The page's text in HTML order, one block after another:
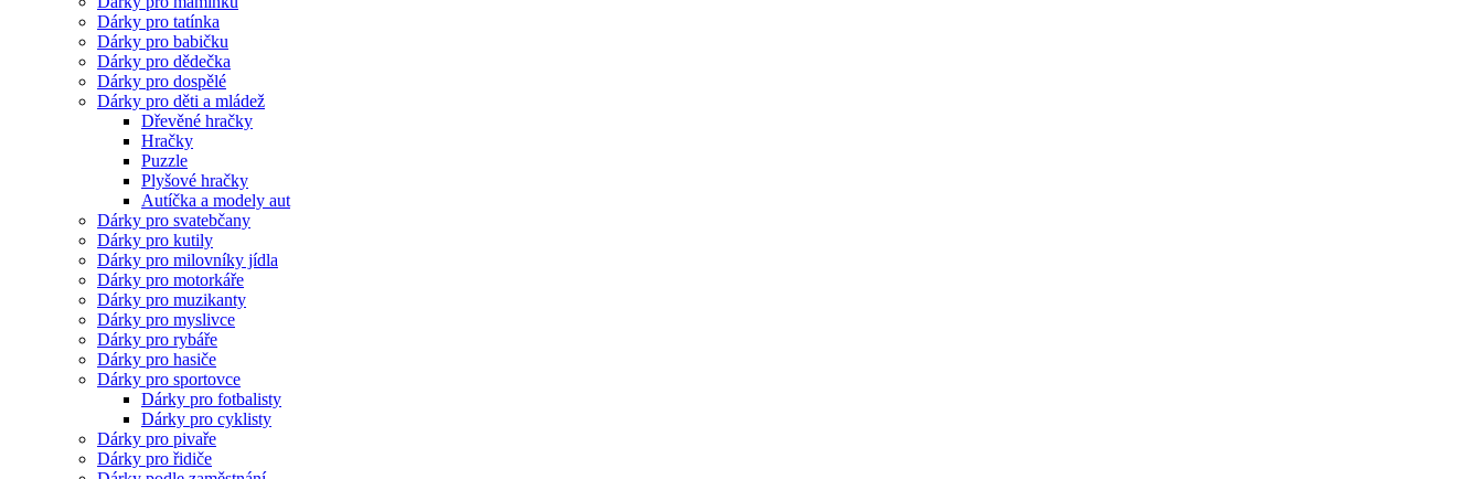
Dárky pro tatínka
Dárky pro babičku
Dárky pro dědečka
Dárky pro dospělé
Dárky pro děti a mládež
Dřevěné hračky
Hračky
Puzzle
Plyšové hračky
Autíčka a modely aut
Dárky pro svatebčany
Dárky pro kutily
Dárky pro milovníky jídla
Dárky pro motorkáře
Dárky pro muzikanty
Dárky pro myslivce
Dárky pro rybáře
Dárky pro hasiče
Dárky pro sportovce
Dárky pro fotbalisty
Dárky pro cyklisty
Dárky pro pivaře
Dárky pro řidiče